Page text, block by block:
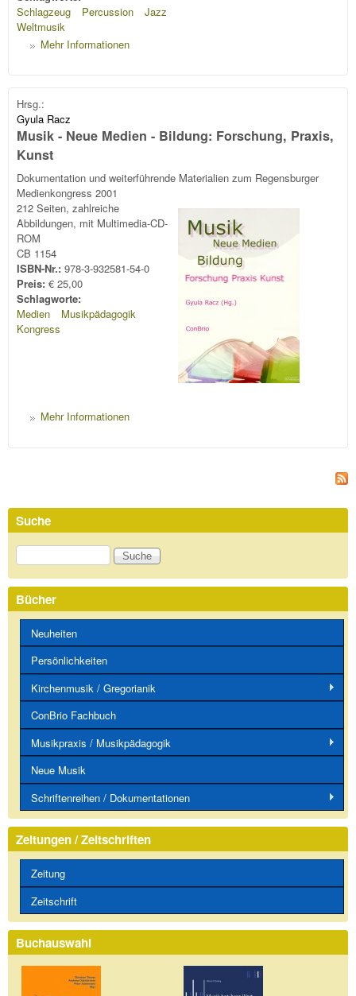
Schlagzeug
Percussion
Jazz
Weltmusik
Mehr Informationen
Hrsg.:
Gyula Racz
Musik - Neue Medien - Bildung: Forschung, Praxis,
Kunst
Dokumentation und weiterführende Materialien zum Regensburger
Medienkongress 2001
212 Seiten, zahlreiche
Abbildungen, mit Multimedia-CD-
ROM
CB 1154
ISBN-Nr.: 978-3-932581-54-0
Preis: € 25,00
Schlagworte:
Medien
Musikpädagogik
Kongress
Mehr Informationen
Suche
Suche
Bücher
Neuheiten
Persönlichkeiten
Kirchenmusik / Gregorianik
ConBrio Fachbuch
Musikpraxis / Musikpädagogik
Neue Musik
Schriftenreihen / Dokumentationen
Zeitungen / Zeitschriften
Zeitung
Zeitschrift
Buchauswahl